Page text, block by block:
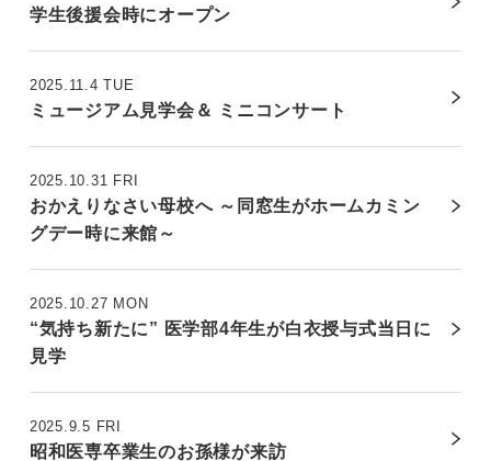
学生後援会時にオープン
2025.11.4 TUE
ミュージアム見学会＆ ミニコンサート
2025.10.31 FRI
おかえりなさい母校へ ～同窓生がホームカミン
グデー時に来館～
2025.10.27 MON
“気持ち新たに” 医学部4年生が白衣授与式当日に
見学
2025.9.5 FRI
昭和医専卒業生のお孫様が来訪